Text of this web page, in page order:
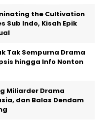
the Cultivation
Sub Indo, Kisah Epik
Tak Sempurna Drama
hingga Info Nonton
Miliarder Drama
dan Balas Dendam